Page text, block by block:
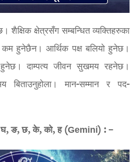
शैक्षिक क्षेत्रसँग सम्बन्धित व्यक्तिहरुका
कम हुनेछैन। आर्थिक पक्ष बलियो हुनेछ।
दाम्पत्य जीवन सुखमय रहनेछ।
बिताउनुहोला। मान-सम्मान र पद-
घ, ङ, छ, के, को, ह (Gemini) : –